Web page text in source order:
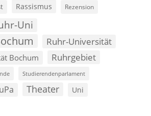
Rassismus Rezension
Uni
Ruhr-Universität
Bochum Ruhrgebiet
Studierendenparlament
Theater Uni